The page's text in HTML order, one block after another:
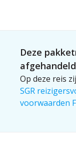
Deze
Op deze reis
SGR
voorwaarden